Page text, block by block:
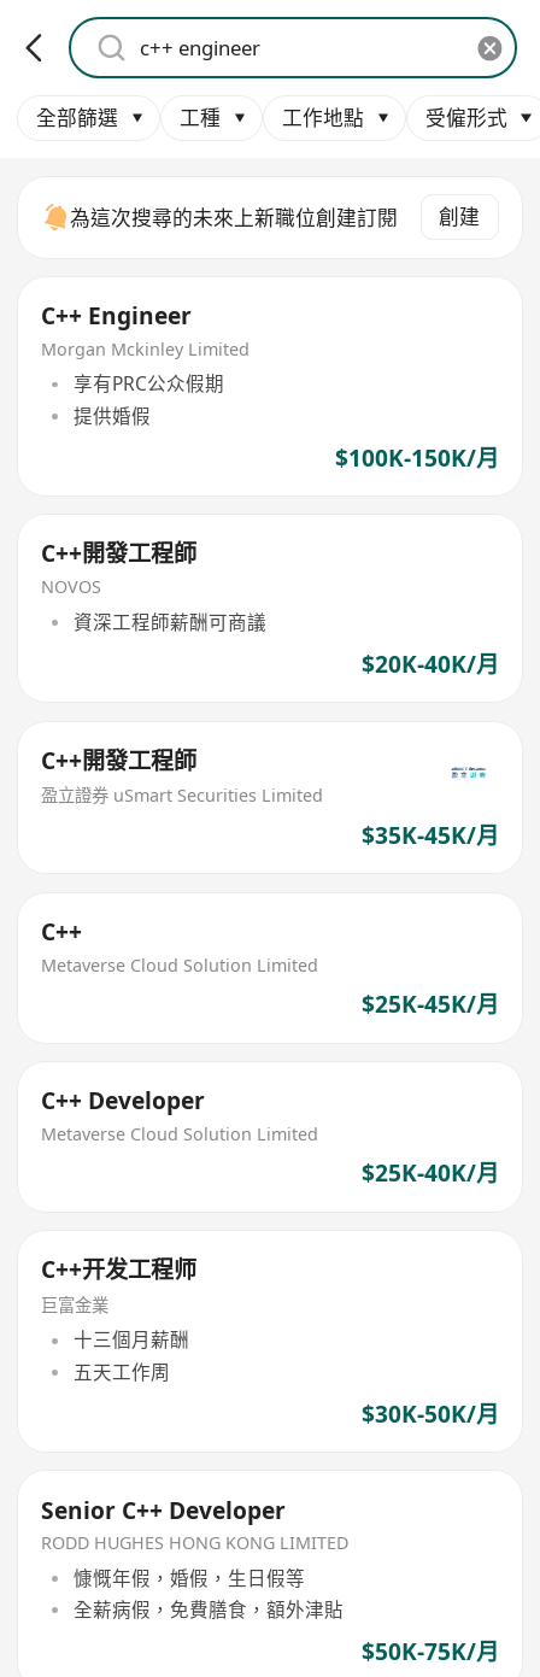
全部篩選 工種 工作地點 受僱形式
為這次搜尋的未來上新職位創建訂閱 創建
C++ Engineer
Morgan Mckinley Limited
享有PRC公众假期
提供婚假
$100K-150K/月
C++開發工程師
NOVOS
資深工程師薪酬可商議
$20K-40K/月
C++開發工程師
盈立證券 uSmart Securities Limited
$35K-45K/月
C++
Metaverse Cloud Solution Limited
$25K-45K/月
C++ Developer
Metaverse Cloud Solution Limited
$25K-40K/月
C++开发工程师
巨富金業
十三個月薪酬
五天工作周
$30K-50K/月
Senior C++ Developer
RODD HUGHES HONG KONG LIMITED
慷慨年假，婚假，生日假等
全薪病假，免費膳食，額外津貼
$50K-75K/月